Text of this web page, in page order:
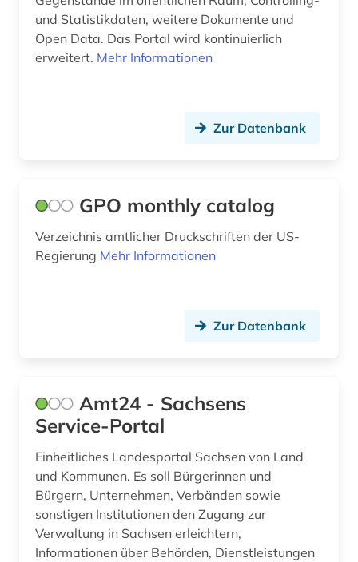
management (1)
open data (3)
rechtsquelle (1)
regierung (1)
sachsen (1)
schule (4)
schulrecht (1)
schwedisch (1)
und Statistikdaten, weitere Dokumente und
Open Data. Das Portal wird kontinuierlich
erweitert. Mehr Informationen
Zur Datenbank
GPO monthly catalog
Verzeichnis amtlicher Druckschriften der US-
Regierung Mehr Informationen
Zur Datenbank
Amt24 - Sachsens
Service-Portal
Einheitliches Landesportal Sachsen von Land
und Kommunen. Es soll Bürgerinnen und
Bürgern, Unternehmen, Verbänden sowie
sonstigen Institutionen den Zugang zur
Verwaltung in Sachsen erleichtern,
Informationen über Behörden, Dienstleistungen